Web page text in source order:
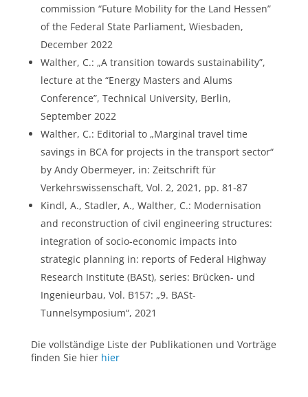
commission “Future Mobility for the Land Hessen”
of the Federal State Parliament, Wiesbaden,
December 2022
Walther, C.: „A transition towards sustainability”,
lecture at the “Energy Masters and Alums
Conference”, Technical University, Berlin,
September 2022
Walther, C.: Editorial to „Marginal travel time
savings in BCA for projects in the transport sector“
by Andy Obermeyer, in: Zeitschrift für
Verkehrswissenschaft, Vol. 2, 2021, pp. 81-87
Kindl, A., Stadler, A., Walther, C.: Modernisation
and reconstruction of civil engineering structures:
integration of socio-economic impacts into
strategic planning in: reports of Federal Highway
Research Institute (BASt), series: Brücken- und
Ingenieurbau, Vol. B157: „9. BASt-
Tunnelsymposium“, 2021
Die vollständige Liste der Publikationen und Vorträge
finden Sie hier hier